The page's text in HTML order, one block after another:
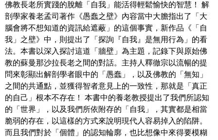
佛教長老所實踐的脫離「自我」能活得輕鬆愉快的智慧！ 解
剖學家養老孟司著作《愚蠢之壁》內容當中大膽指出了「大
腦會將不想知道的資訊給遮蔽」的這個事實，新作品《「自
我」之壁》中，則提出了「探詢『自我』是無用行為」的看
法。本書以深入探討這道「牆壁」為主題，記錄下與原始佛
教的蘇曼那沙拉長老之間的對話。主持人釋徹宗以流暢的提
問來彰顯出解剖學者眼中的「愚蠢」，以及佛教的「無知」
之間的共通點，並獲得智者意見上的一致性，那就是「真正
的自己」根本不存在！ 本書中的養老教授提出了我們所認知
的「世界」，以及我們所依附存的「自我」，其實都是相當
脆弱的存在，以這樣的方式來說明現代人容易掉入的陷阱。
而且我們對於「個體」的認知輪廓，也比想像中來得要模糊